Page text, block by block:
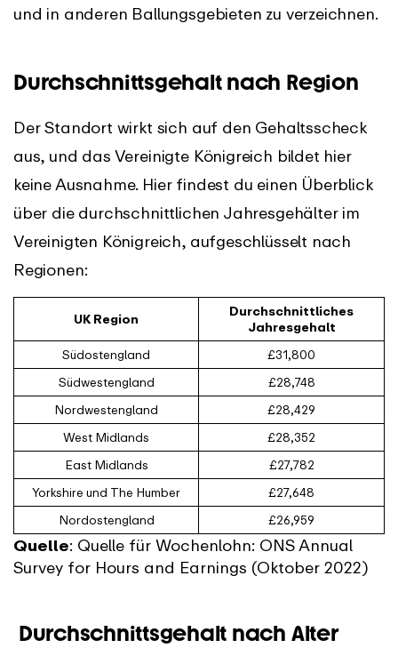
und in anderen Ballungsgebieten zu verzeichnen.
Durchschnittsgehalt nach Region
Der Standort wirkt sich auf den Gehaltsscheck
aus, und das Vereinigte Königreich bildet hier
keine Ausnahme. Hier findest du einen Überblick
über die durchschnittlichen Jahresgehälter im
Vereinigten Königreich, aufgeschlüsselt nach
Regionen:
UK Region
Durchschnittliches
Jahresgehalt
Südostengland
£31,800
Südwestengland
£28,748
Nordwestengland
£28,429
West Midlands
£28,352
East Midlands
£27,782
Yorkshire und The Humber
£27,648
Nordostengland
£26,959
Quelle: Quelle für Wochenlohn: ONS Annual
Survey for Hours and Earnings (Oktober 2022)
Durchschnittsgehalt nach Alter